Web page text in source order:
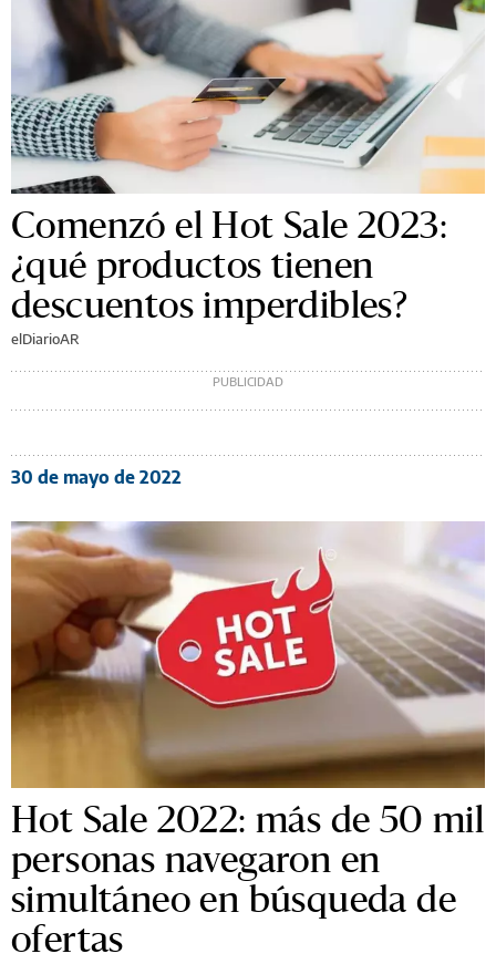
Comenzó el Hot Sale 2023:
¿qué productos tienen
descuentos imperdibles?
elDiarioAR
30 de mayo de 2022
Hot Sale 2022: más de 50 mil
personas navegaron en
simultáneo en búsqueda de
ofertas